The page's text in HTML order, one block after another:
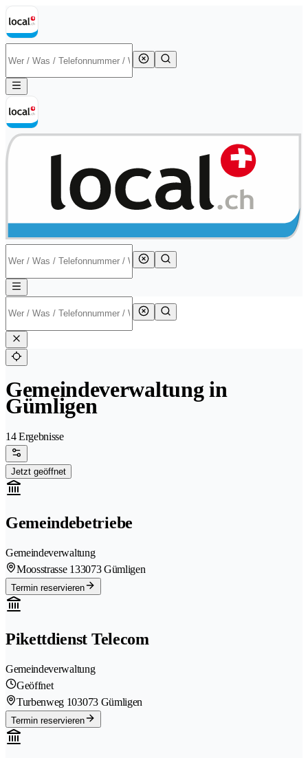
Gemeindeverwaltung in
Gümligen
14 Ergebnisse
Jetzt geöffnet
Gemeindebetriebe
Gemeindeverwaltung
Moosstrasse 133073 Gümligen
Termin reservieren
Pikettdienst Telecom
Gemeindeverwaltung
Geöffnet
Turbenweg 103073 Gümligen
Termin reservieren